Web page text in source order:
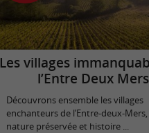
Les villages
l’Entre Deux Mers
Découvrons ensemble les villages
enchanteurs de l’Entre-deux-
nature préservée et histoire ...